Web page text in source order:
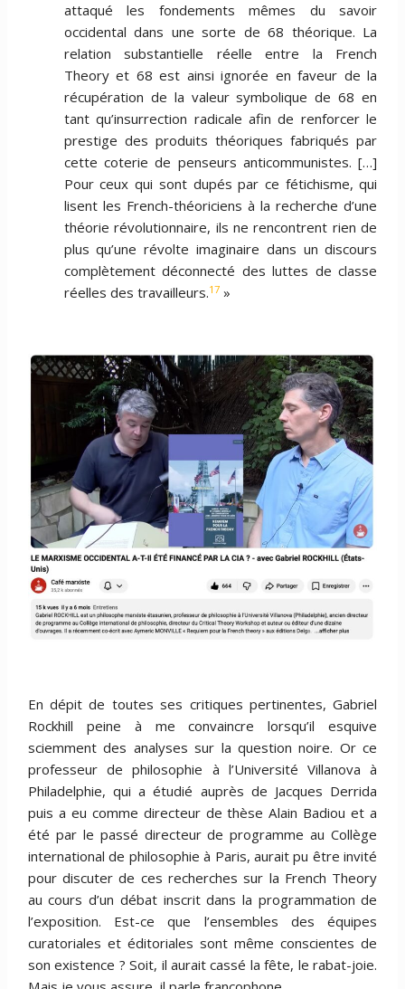
attaqué les fondements mêmes du savoir
occidental dans une sorte de 68 théorique. La
relation substantielle réelle entre la French
Theory et 68 est ainsi ignorée en faveur de la
récupération de la valeur symbolique de 68 en
tant qu’insurrection radicale afin de renforcer le
prestige des produits théoriques fabriqués par
cette coterie de penseurs anticommunistes. […]
Pour ceux qui sont dupés par ce fétichisme, qui
lisent les French-théoriciens à la recherche d’une
théorie révolutionnaire, ils ne rencontrent rien de
plus qu’une révolte imaginaire dans un discours
complètement déconnecté des luttes de classe
réelles des travailleurs.17»
En dépit de toutes ses critiques pertinentes, Gabriel
Rockhill peine à me convaincre lorsqu’il esquive
sciemment des analyses sur la question noire. Or ce
professeur de philosophie à l’Université Villanova à
Philadelphie, qui a étudié auprès de Jacques Derrida
puis a eu comme directeur de thèse Alain Badiou et a
été par le passé directeur de programme au Collège
international de philosophie à Paris, aurait pu être invité
pour discuter de ces recherches sur la French Theory
au cours d’un débat inscrit dans la programmation de
l’exposition. Est-ce que l’ensembles des équipes
curatoriales et éditoriales sont même conscientes de
son existence ? Soit, il aurait cassé la fête, le rabat-joie.